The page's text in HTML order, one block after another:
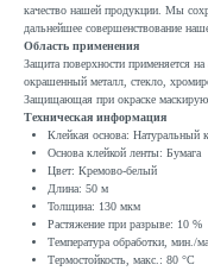
качество нашей продукции. Мы
дальнейшее совершенствование
Область применения
Защита поверхности применяется
окрашенный металл, стекло,
Защищающая при окраске
Техническая информация
Клейкая основа: Натуральный
Основа клейкой ленты: Бумага
Цвет: Кремово-белый
Длина: 50 м
Толщина: 130 мкм
Растяжение при разрыве: 10 %
Температура обработки, мин./
Термостойкость, макс.: 80 °C